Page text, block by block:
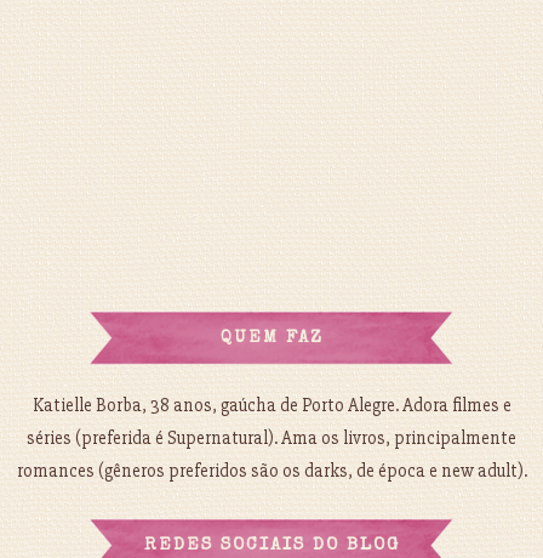
QUEM FAZ
Katielle Borba, 38 anos, gaúcha de Porto Alegre. Adora filmes e
séries (preferida é Supernatural). Ama os livros, principalmente
romances (gêneros preferidos são os darks, de época e new adult).
REDES SOCIAIS DO BLOG